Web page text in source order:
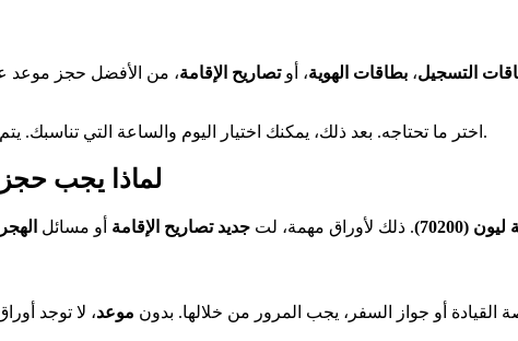
التسجيل، بطاقات الهوية، أوتصاريح الإقامة، من الأفضل حجز موعد
اختر ما تحتاجه. بعد ذلك، يمكنك اختيار اليوم والساعة التي تناسبك. يتم ذلك على موقع محافظة ليون مباشرة.
لماذا يجب
(70200) . ذلك لأوراق مهمة، لت جديد تصاريح الإقامة أو مسائل
القيادة أو جواز السفر، يجب المرور من خلالها. بدون موعد